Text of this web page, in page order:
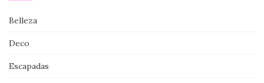
Belleza
Deco
Escapadas